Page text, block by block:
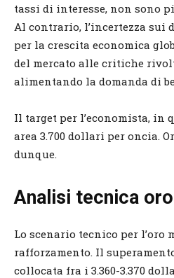
tassi di interesse, non sono
Al contrario, l’incertezza sui
per la crescita economica
del mercato alle critiche
alimentando la domanda di
Il target per l’economista, in
area 3.700 dollari per oncia.
dunque.
Analisi tecnica oro
Lo scenario tecnico per l’oro
rafforzamento. Il
collocata fra i 3.360-3.370